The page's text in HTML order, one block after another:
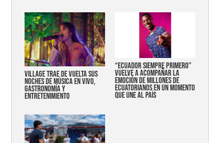
Village trae de vuelta sus
noches de música en vivo,
gastronomía y
entretenimiento
“Ecuador siempre primero”
vuelve a acompañar la
emoción de millones de
ecuatorianos en un momento
que une al país